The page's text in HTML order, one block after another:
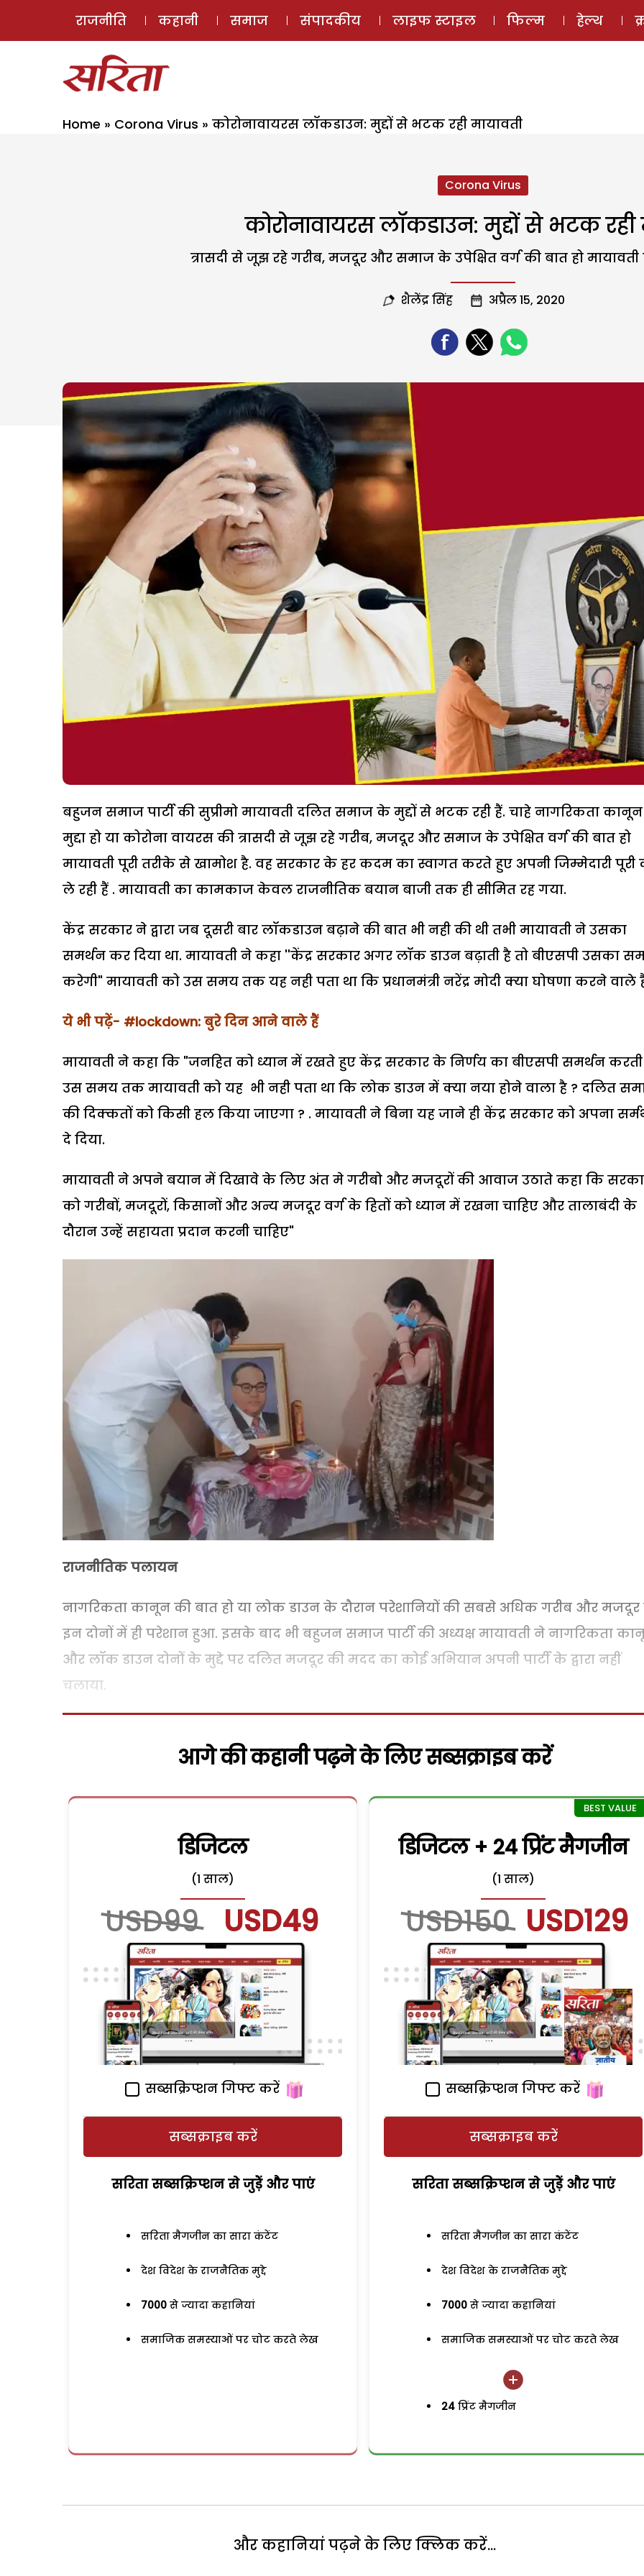
ई-मैगज़ीन
राजनीति कहानी समाज संपादकीय लाइफ स्टाइल फिल्म हेल्थ
Home » Corona Virus » कोरोनावायरस लॉकडाउन: मुद्दों से भटक रही मायावती
Corona Virus
कोरोनावायरस लॉकडाउन: मुद्दों से भटक रही
त्रासदी से जूझ रहे गरीब, मजदूर और समाज के उपेक्षित वर्ग की बात हो
शैलेंद्र सिंह अप्रैल 15, 2020
बहुजन समाज पार्टी की सुप्रीमो मायावती दलित समाज के मुद्दों से भटक रही हैं. चाहे नागरिकता
मुद्दा हो या कोरोना वायरस की त्रासदी से जूझ रहे गरीब, मजदूर और समाज के उपेक्षित वर्ग की बात हो
मायावती पूरी तरीके से खामोश है. वह सरकार के हर कदम का स्वागत करते हुए अपनी जिम्मेदारी पूरी
ले रही हैं . मायावती का कामकाज केवल राजनीतिक बयान बाजी तक ही सीमित रह गया.
केंद्र सरकार ने द्वारा जब दूसरी बार लॉकडाउन बढ़ाने की बात भी नही की थी तभी मायावती ने उसका
समर्थन कर दिया था. मायावती ने कहा ''केंद्र सरकार अगर लॉक डाउन बढ़ाती है तो बीएसपी उसका
करेगी" मायावती को उस समय तक यह नही पता था कि प्रधानमंत्री नरेंद्र मोदी क्या घोषणा करने वाले
ये भी पढ़ें- #lockdown: बुरे दिन आने वाले हैं
मायावती ने कहा कि "जनहित को ध्यान में रखते हुए केंद्र सरकार के निर्णय का बीएसपी समर्थन करती
उस समय तक मायावती को यह भी नही पता था कि लोक डाउन में क्या नया होने वाला है ? दलित
की दिक्कतों को किसी हल किया जाएगा ? . मायावती ने बिना यह जाने ही केंद्र सरकार को अपना
दे दिया.
मायावती ने अपने बयान में दिखावे के लिए अंत मे गरीबो और मजदूरों की आवाज उठाते कहा कि
को गरीबों, मजदूरों, किसानों और अन्य मजदूर वर्ग के हितों को ध्यान में रखना चाहिए और तालाबंदी के
दौरान उन्हें सहायता प्रदान करनी चाहिए"
राजनीतिक पलायन
नागरिकता कानून की बात हो या लोक डाउन के दौरान परेशानियों की सबसे अधिक गरीब और मजदूर
इन दोनों में ही परेशान हुआ. इसके बाद भी बहुजन समाज पार्टी की अध्यक्ष मायावती ने नागरिकता
और लॉक डाउन दोनों के मुद्दे पर दलित मजदूर की मदद का कोई अभियान अपनी पार्टी के द्वारा नहीं
चलाया.
आगे की कहानी पढ़ने के लिए सब्सक्राइब करें
डिजिटल
(1 साल)
USD99 USD49
सब्सक्रिप्शन गिफ्ट करें
सब्सक्राइब करें
सरिता सब्सक्रिप्शन से जुड़ेें और पाएं
सरिता मैगजीन का सारा कंटेंट
देश विदेश के राजनैतिक मुद्दे
7000 से ज्यादा कहानियां
समाजिक समस्याओं पर चोट करते लेख
डिजिटल + 24 प्रिंट मैगजीन
(1 साल)
USD150 USD129
सब्सक्रिप्शन गिफ्ट करें
सब्सक्राइब करें
सरिता सब्सक्रिप्शन से जुड़ेें और पाएं
सरिता मैगजीन का सारा कंटेंट
देश विदेश के राजनैतिक मुद्दे
7000 से ज्यादा कहानियां
समाजिक समस्याओं पर चोट करते लेख
24 प्रिंट मैगजीन
और कहानियां पढ़ने के लिए क्लिक करें...